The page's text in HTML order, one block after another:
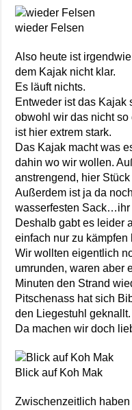
wieder Felsen
Also heute ist
dem Kajak nicht klar.
Es läuft nichts.
Entweder ist das Kajak
obwohl wir das nicht
ist hier extrem stark.
Das Kajak macht was
dahin wo wir wollen.
anstrengend, hier
Außerdem ist ja da
wasserfesten
Deshalb gabt es leider
einfach nur zu kämpfen
Wir wollten eigentlich
umrunden, waren aber
Minuten den Strand
Pitschenass hat sich
den Liegestuhl geknallt.
Da machen wir doch
Blick auf Koh Mak
Zwischenzeitlich